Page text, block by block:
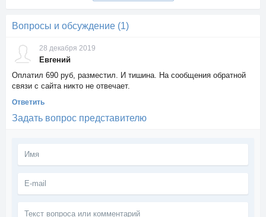
Вопросы и обсуждение (1)
28 декабря 2019
Евгений
Оплатил 690 руб, разместил. И тишина. На сообщения обратной
связи с сайта никто не отвечает.
Ответить
Задать вопрос представителю